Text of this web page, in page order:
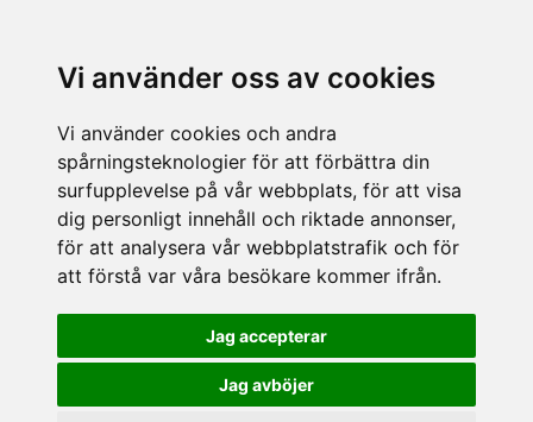
Vi använder oss av cookies
Vi använder cookies och andra
spårningsteknologier för att förbättra din
surfupplevelse på vår webbplats, för att visa
dig personligt innehåll och riktade annonser,
för att analysera vår webbplatstrafik och för
att förstå var våra besökare kommer ifrån.
Jag accepterar
Jag avböjer